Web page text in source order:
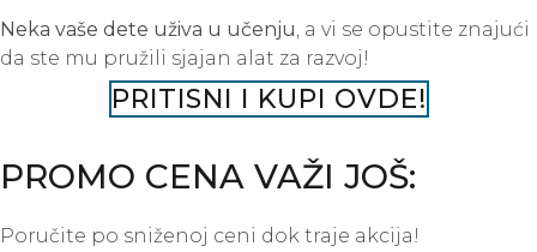
Neka vaše dete uživa u učenju, a vi se opustite znajući
da ste mu pružili sjajan alat za razvoj!
PRITISNI I KUPI OVDE!
PROMO CENA VAŽI JOŠ:
Poručite po sniženoj ceni dok traje akcija!